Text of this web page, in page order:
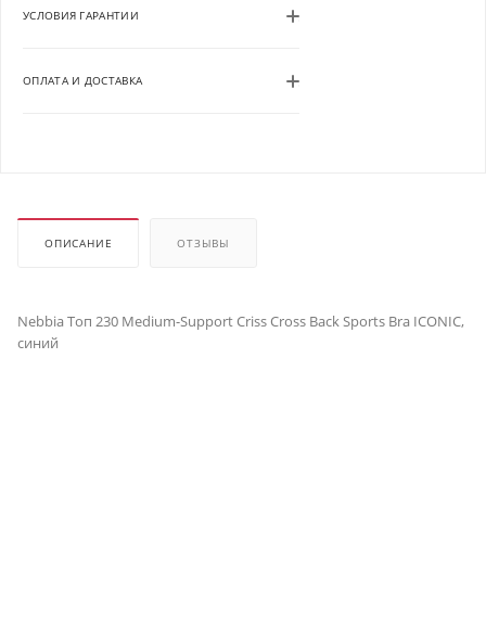
УСЛОВИЯ ГАРАНТИИ
ОПЛАТА И ДОСТАВКА
ОПИСАНИЕ ОТЗЫВЫ
Nebbia Топ 230 Medium-Support Criss Cross Back Sports Bra ICONIC,
синий